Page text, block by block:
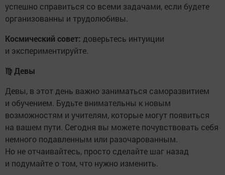
успешно справиться со всеми задачами, если будете
организованны и трудолюбивы.
Космический совет: доверьтесь интуиции
и экспериментируйте.
♍Девы
Девы, в этот день важно заниматься саморазвитием
и обучением. Будьте внимательны к новым
возможностям и учителям, которые могут появиться
на вашем пути. Сегодня вы можете почувствовать себя
немного подавленным или разочарованным.
Но не отчаивайтесь, просто сделайте шаг назад
и подумайте о том, что нужно изменить.